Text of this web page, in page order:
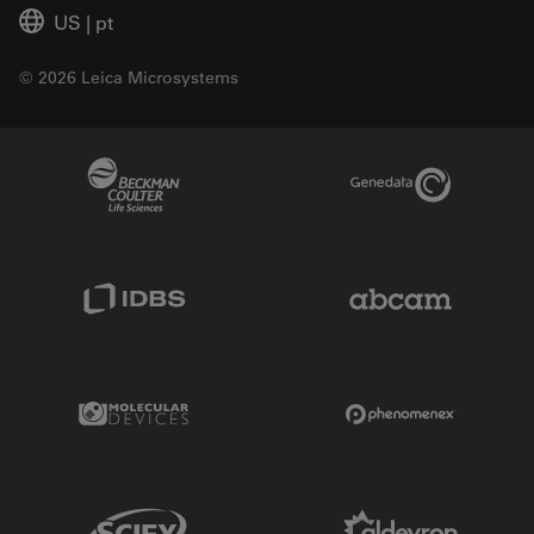
US | pt
© 2026 Leica Microsystems
Genedata Link
Molecular Devices Link
Sciex Link